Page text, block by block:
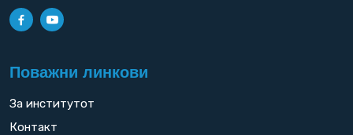
Поважни линкови
За институтот
Контакт